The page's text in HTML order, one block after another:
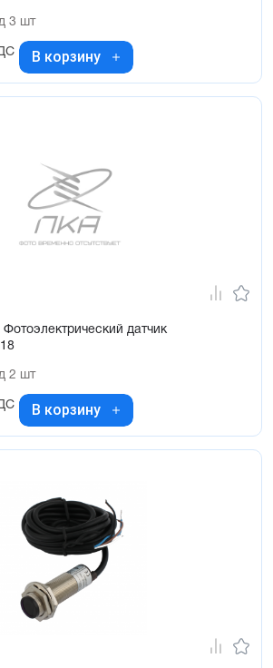
3 шт
В корзину
датчик
2 шт
В корзину